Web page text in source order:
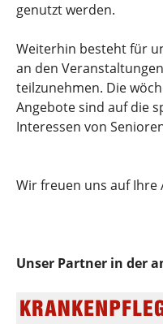
genutzt werden.
Weiterhin besteht für
an den
teilzunehmen. Die
Angebote sind auf die
Interessen von
Wir freuen uns auf Ihre
Unser Partner in der